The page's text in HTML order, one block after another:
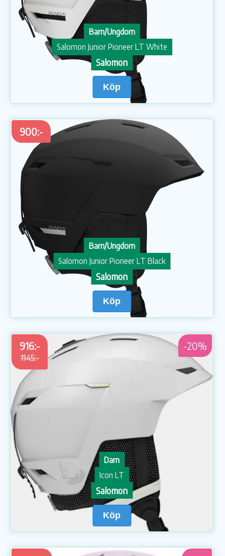
Barn/Ungdom
Salomon Junior Pioneer LT White
Salomon
Köp
900:-
Barn/Ungdom
Salomon Junior Pioneer LT Black
Salomon
Köp
916:-
1145:-
-20%
Dam
Icon LT
Salomon
Köp